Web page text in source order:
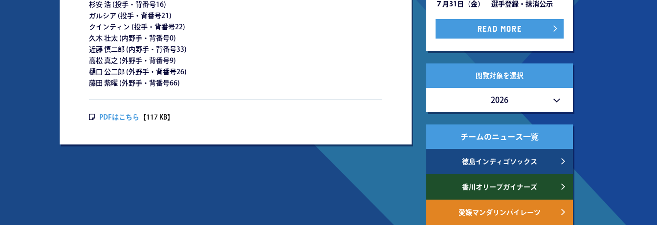
杉安 浩 (投手・背番号16)
ガルシア (投手・背番号21)
クインティン (投手・背番号22)
久木 壮太 (内野手・背番号0)
近藤 慎二郎 (内野手・背番号33)
高松 真之 (外野手・背番号9)
樋口 公二郎 (外野手・背番号26)
藤田 紫曜 (外野手・背番号66)
PDFはこちら 【117 KB】
７月31日（金） 選手登録・抹消公示
READ MORE
閲覧対象を選択
2026
チームのニュース一覧
徳島インディゴソックス
香川オリーブガイナーズ
愛媛マンダリンパイレーツ